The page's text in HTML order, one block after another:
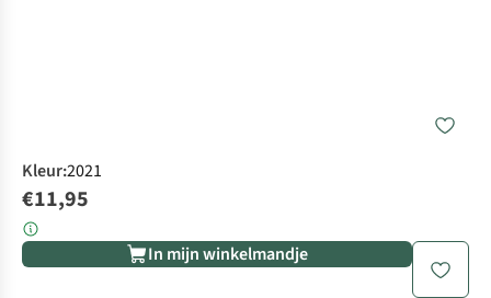
Kleur:2021
€11,95
In mijn winkelmandje